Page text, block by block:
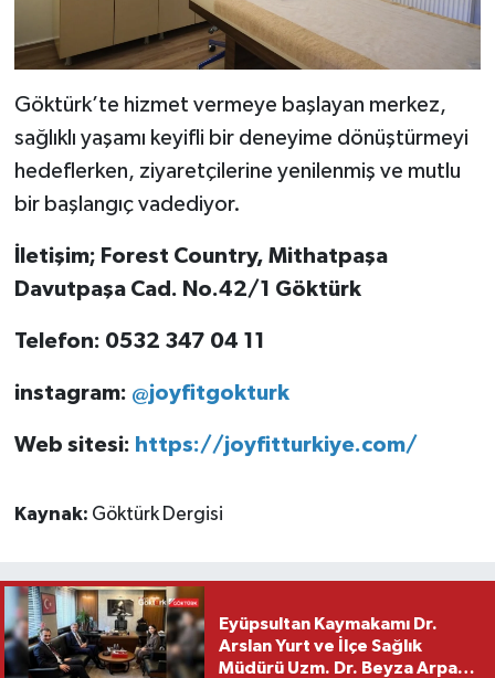
Göktürk’te hizmet vermeye başlayan merkez,
sağlıklı yaşamı keyifli bir deneyime dönüştürmeyi
hedeflerken, ziyaretçilerine yenilenmiş ve mutlu
bir başlangıç vadediyor.
İletişim; Forest Country, Mithatpaşa
Davutpaşa Cad. No.42/1 Göktürk
Telefon: 0532 347 04 11
instagram: @joyfitgokturk
Web sitesi: https://joyfitturkiye.com/
Kaynak: Göktürk Dergisi
Eyüpsultan Kaymakamı Dr.
Arslan Yurt ve İlçe Sağlık
Müdürü Uzm. Dr. Beyza Arpacı